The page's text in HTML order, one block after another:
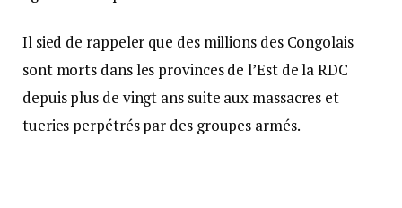
Il sied de rappeler que des millions des Congolais
sont morts dans les provinces de l’Est de la RDC
depuis plus de vingt ans suite aux massacres et
tueries perpétrés par des groupes armés.